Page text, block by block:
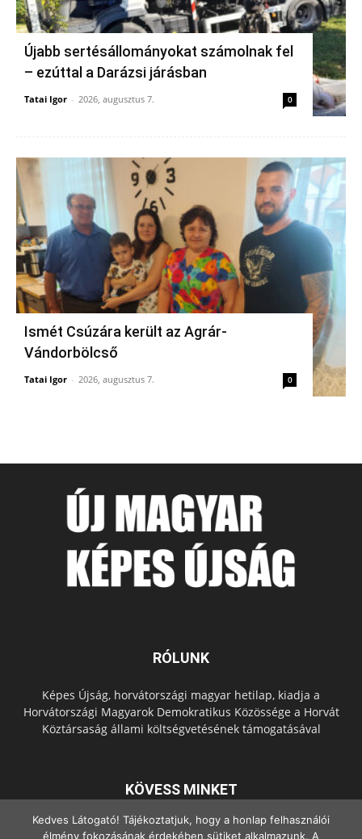
Újabb sertésállományokat számolnak fel
– ezúttal a Darázsi járásban
Tatai Igor - 2026, augusztus 7. 0
Ismét Csúzára került az Agrár-
Vándorbölcső
Tatai Igor - 2026, augusztus 7. 0
RÓLUNK
Képes Újság, horvátországi magyar hetilap, kiadja a
Horvátországi Magyarok Demokratikus Közössége a Horvát
Köztársaság állami költségvetésének támogatásával
KÖVESS MINKET
Kedves Látogató! Tájékoztatjuk, hogy a honlap felhasználói
élmény fokozásának érdekében sütiket alkalmazunk. A